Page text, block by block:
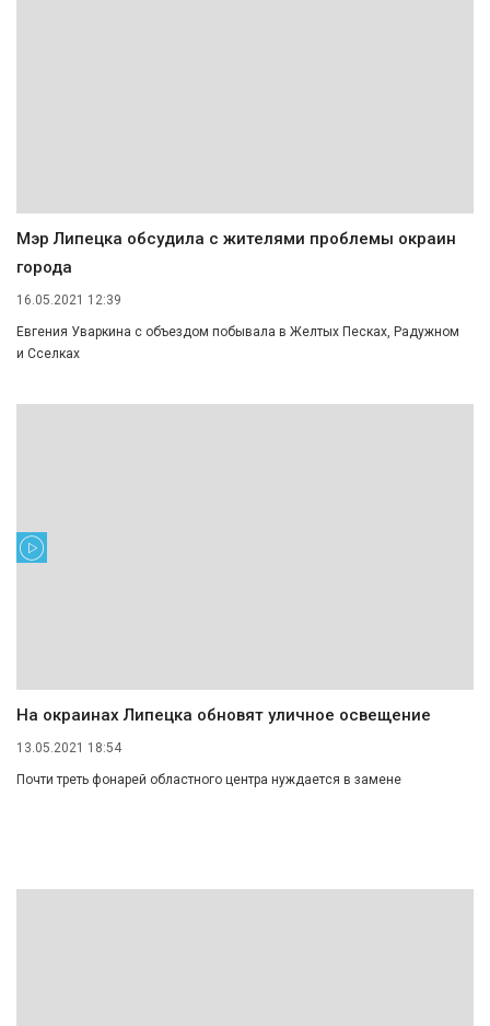
Мэр Липецка обсудила с жителями проблемы окраин
города
16.05.2021 12:39
Евгения Уваркина с объездом побывала в Желтых Песках, Радужном
и Сселках
На окраинах Липецка обновят уличное освещение
13.05.2021 18:54
Почти треть фонарей областного центра нуждается в замене